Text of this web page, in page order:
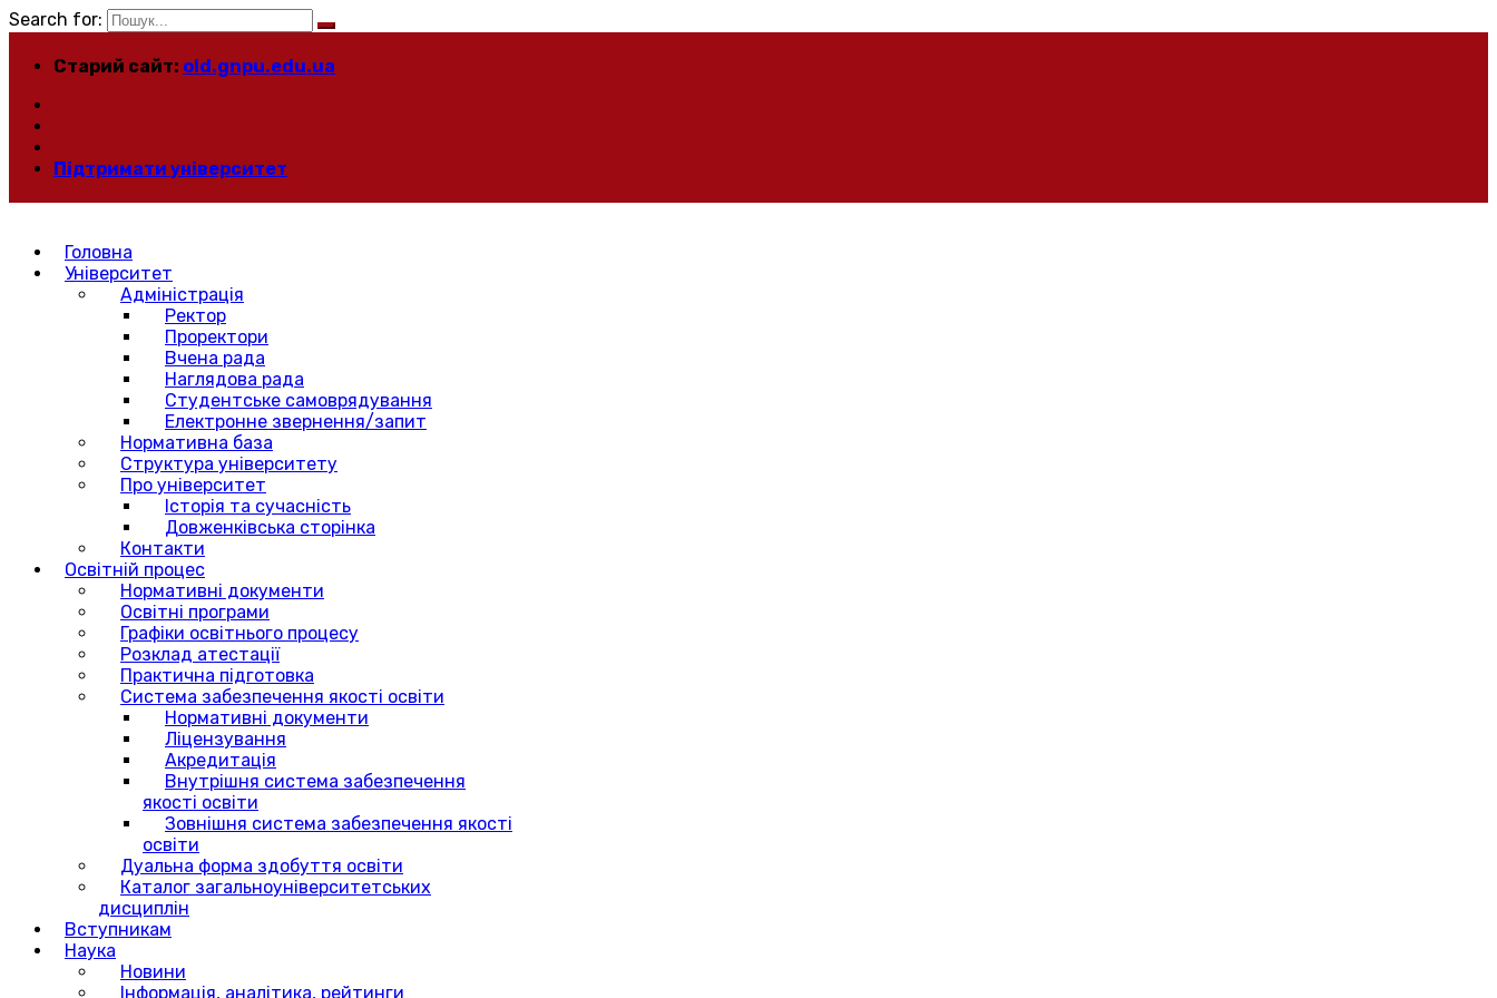
Search for:
Старий сайт: old.gnpu.edu.ua
Підтримати університет
Головна
Університет
Адміністрація
Ректор
Проректори
Вчена рада
Наглядова рада
Студентське самоврядування
Електронне звернення/запит
Нормативна база
Структура університету
Про університет
Історія та сучасність
Довженківська сторінка
Контакти
Освітній процес
Нормативні документи
Освітні програми
Графіки освітнього процесу
Розклад атестації
Практична підготовка
Система забезпечення якості освіти
Нормативні документи
Ліцензування
Акредитація
Внутрішня система забезпечення
якості освіти
Зовнішня система забезпечення якості
освіти
Дуальна форма здобуття освіти
Каталог загальноуніверситетських
дисциплін
Вступникам
Наука
Новини
Інформація, аналітика, рейтинги